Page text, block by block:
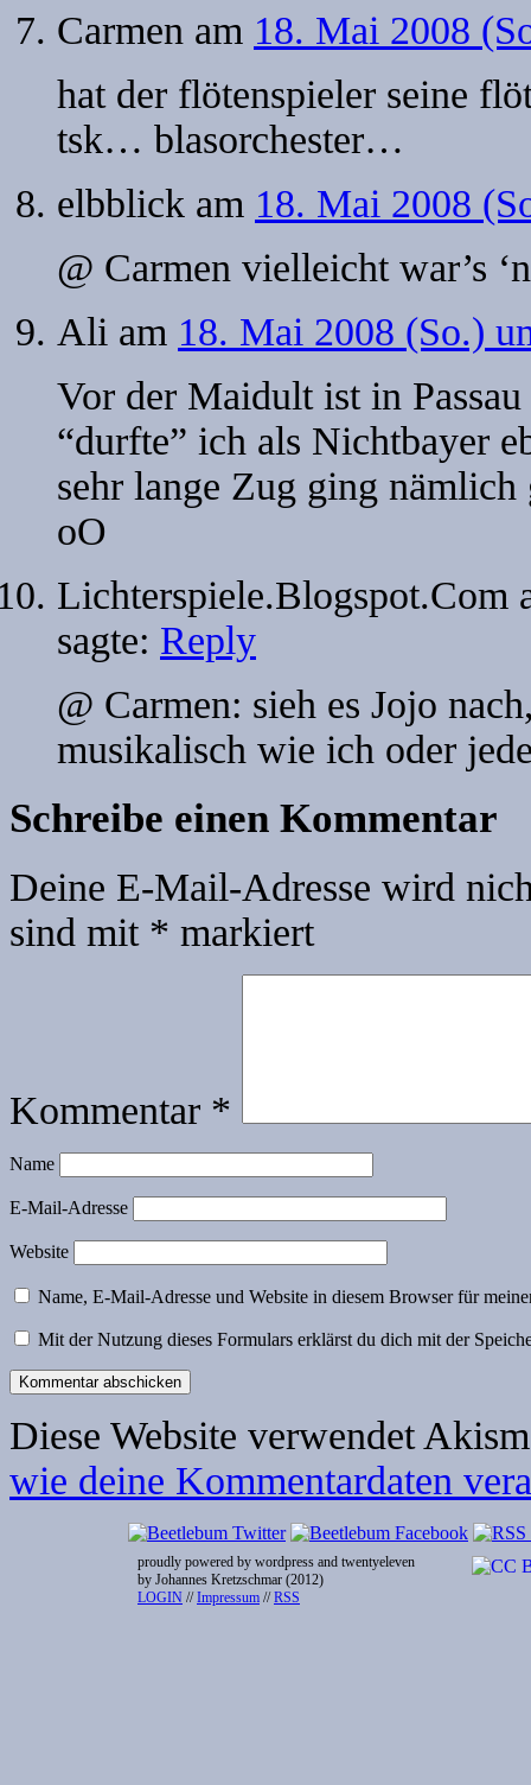
Carmen am 18. Mai 2008
hat der flötenspieler seine
tsk… blasorchester…
elbblick am 18. Mai 2008
@ Carmen vielleicht war’s
Ali am 18. Mai 2008 (So.)
Vor der Maidult ist in
“durfte” ich als Nichtbayer
sehr lange Zug ging
oO
Lichterspiele.Blogspot.Com
sagte: Reply
@ Carmen: sieh es Jojo
musikalisch wie ich oder
Schreibe einen Kommentar
Deine E-Mail-Adresse wird
sind mit * markiert
Kommentar *
Name
E-Mail-Adresse
Website
Name, E-Mail-Adresse und Website in diesem Browser für
Mit der Nutzung dieses Formulars erklärst du dich mit der
Diese Website verwendet
wie deine Kommentardaten
proudly powered by wordpress and twentyeleven
by Johannes Kretzschmar (2012)
LOGIN //Impressum //RSS